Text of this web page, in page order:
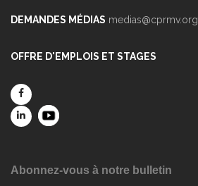
DEMANDES MÉDIAS medias@cprmv.org
OFFRE D'EMPLOIS ET STAGES
Abonnez-vous à notre bulletin